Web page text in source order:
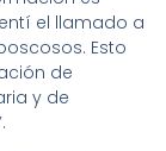
el llamado a
Esto
de
y de